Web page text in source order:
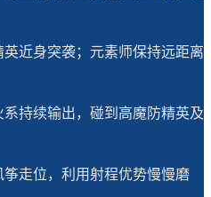
近身突袭；元素师保持远距离
持续输出，碰到高魔防精英及
走位，利用射程优势慢慢磨